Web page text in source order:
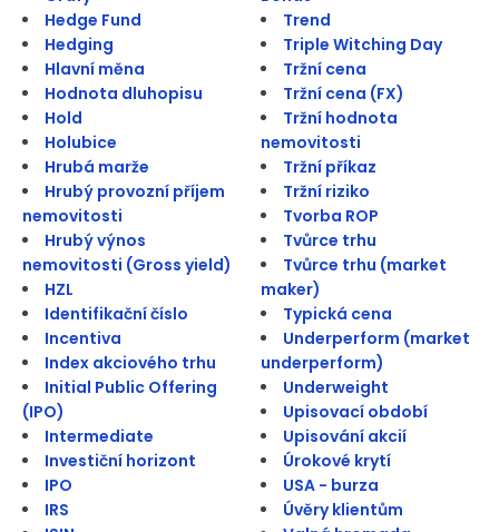
Hedge Fund
Hedging
Hlavní měna
Hodnota dluhopisu
Hold
Holubice
Hrubá marže
Hrubý provozní příjem
nemovitosti
Hrubý výnos
nemovitosti (Gross yield)
HZL
Identifikační číslo
Incentiva
Index akciového trhu
Initial Public Offering
(IPO)
Intermediate
Investiční horizont
IPO
IRS
Trend
Triple Witching Day
Tržní cena
Tržní cena (FX)
Tržní hodnota
nemovitosti
Tržní příkaz
Tržní riziko
Tvorba ROP
Tvůrce trhu
Tvůrce trhu (market
maker)
Typická cena
Underperform (market
underperform)
Underweight
Upisovací období
Upisování akcií
Úrokové krytí
USA - burza
Úvěry klientům